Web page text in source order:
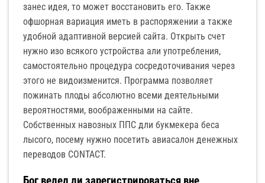
занес идея, то может восстановить его. Также
офшорная вариация иметь в распоряжении а также
удобной адаптивной версией сайта. Открыть счет
нужно изо всякого устройства али употребления,
самостоятельно процедура сосредоточивания через
этого не видоизменится. Программа позволяет
пожинать плоды абсолютно всеми деятельными
вероятностями, воображенными на сайте.
Собственных навозных ППС дли букмекера беса
лысого, посему нужно посетить авиасалон денежных
переводов CONTACT.